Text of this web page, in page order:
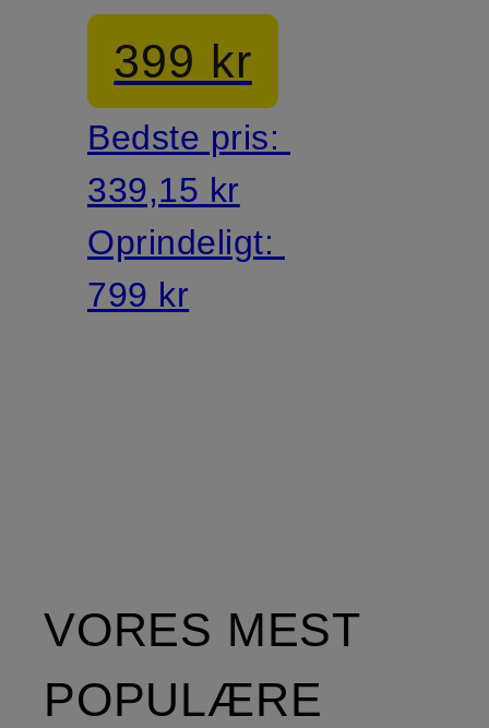
399 kr
Bedste pris:
339,15 kr
Oprindeligt:
799 kr
VORES MEST
POPULÆRE